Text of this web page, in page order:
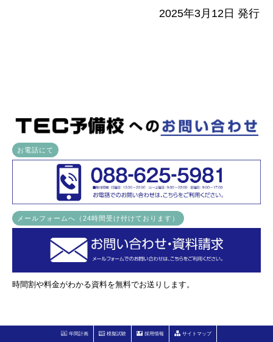
2025年3月12日 発行
お電話にて
メールフォームへ（24時間受け付けております）
時間割や料金がわかる資料を無料でお送りします。
年間計画 模擬試験 採用情報 サイトマップ